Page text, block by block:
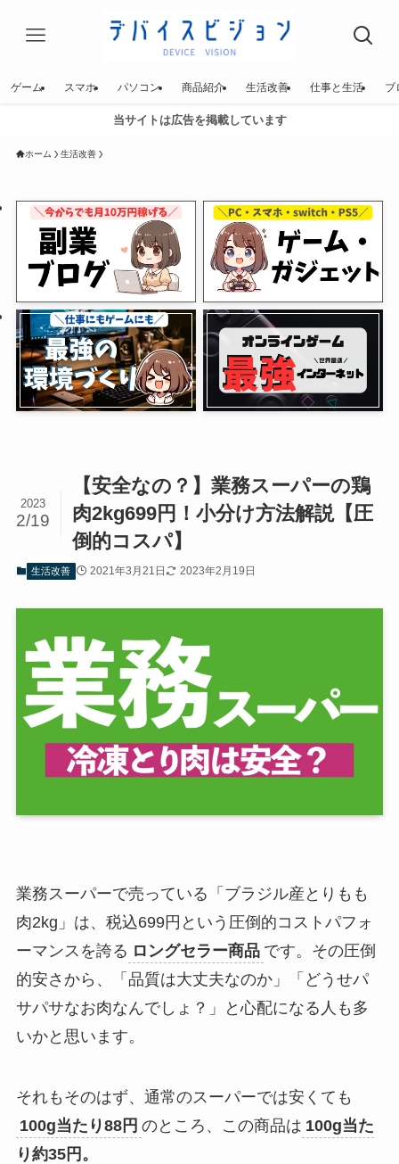
ゲーム スマホ パソコン 商品紹介 生活改善 仕事と生活 ブ
当サイトは広告を掲載しています
ホーム 生活改善
【安全なの？】業務スーパーの鶏
肉2kg699円！小分け方法解説【圧
倒的コスパ】
2023
2/19
生活改善 2021年3月21日 2023年2月19日
業務スーパーで売っている「ブラジル産とりもも
肉2kg」は、税込699円という圧倒的コストパフォ
ーマンスを誇る ロングセラー商品 です。その圧倒
的安さから、「品質は大丈夫なのか」「どうせパ
サパサなお肉なんでしょ？」と心配になる人も多
いかと思います。
それもそのはず、通常のスーパーでは安くても
100g当たり88円 のところ、この商品は 100g当た
り約35円。